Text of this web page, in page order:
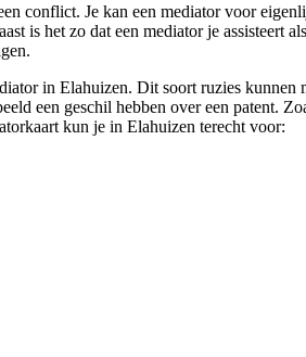
conflict. Je kan een mediator voor
is het zo dat een mediator je assisteert
in Elahuizen. Dit soort ruzies kunnen
een geschil hebben over een patent.
kun je in Elahuizen terecht voor: